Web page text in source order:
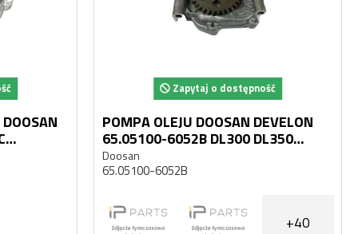
Zapytaj o dostępność
POMPA OLEJU DOOSAN DEVELON
65.05100-6052B DL300 DL350
DX300 DX340 DX380LC-3
Doosan
65.05100-6052B
+40